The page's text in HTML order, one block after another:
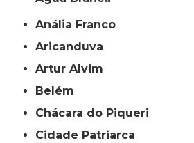
Anália Franco
Aricanduva
Artur Alvim
Belém
Chácara do Piqueri
Cidade Patriarca